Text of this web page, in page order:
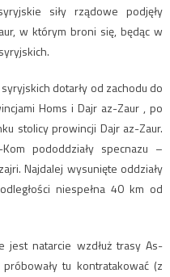
siły rządowe podjęły
w którym broni się, będąc w
dotarły od zachodu do
Homs i Dajr az-Zaur , po
stolicy prowincji Dajr az-Zaur.
pododdziały specnazu –
Najdalej wysunięte oddziały
niespełna 40 km od
jest natarcie wzdłuż trasy As-
tu kontratakować (z